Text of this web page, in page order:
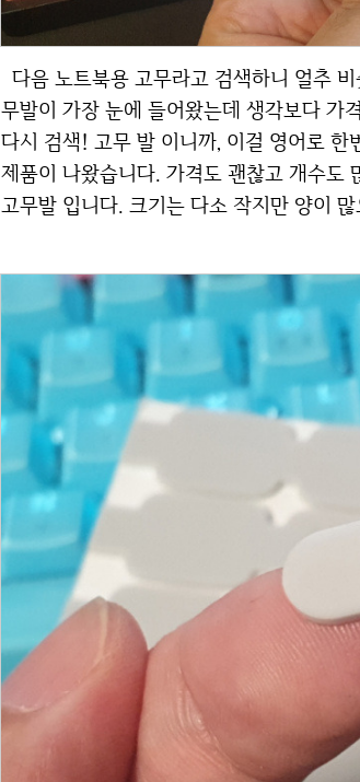
다음 노트북용 고무라고 검색하니 얼추 비슷한 제품들이 나오기 시작했습니다. 특히 맥북용 노트북 고
무발이 가장 눈에 들어왔는데 생각보다 가
다시 검색! 고무 발 이니까, 이걸 영어로
제품이 나왔습니다. 가격도 괜찮고 개수도
고무발 입니다. 크기는 다소 작지만 양이